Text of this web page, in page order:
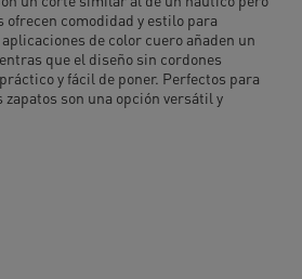
ofrecen comodidad y estilo para
de color cuero añaden un
que el diseño sin cordones
y fácil de poner. Perfectos para
son una opción versátil y